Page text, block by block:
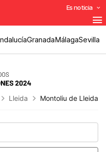
Es noticia
GranadaMálagaSevilla
Lleida Montoliu de Lleida